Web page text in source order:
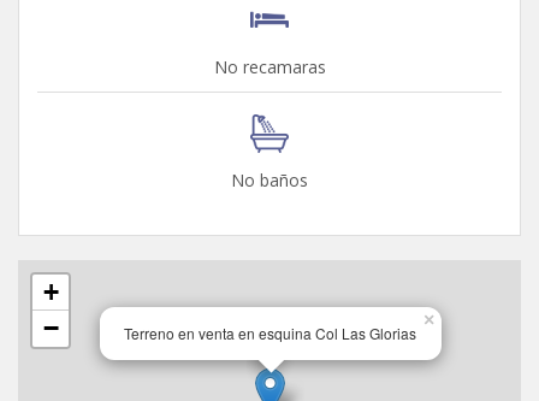
No recamaras
No baños
Terreno en venta en esquina Col Las Glorias
×
+
−